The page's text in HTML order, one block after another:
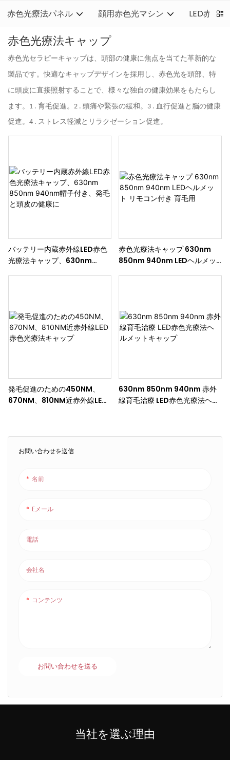
赤色光療法パネル 顔用赤色光マシン LED赤色
赤色光療法キャップ
赤色光セラピーキャップは、頭部の健康に焦点を当てた革新的な
製品です。快適なキャップデザインを採用し、赤色光を頭部、特
に頭皮に直接照射することで、様々な独自の健康効果をもたらし
ます。1 . 育毛促進。2 . 頭痛や緊張の緩和。3 . 血行促進と脳の健康
促進。4 . ストレス軽減とリラクゼーション促進。
お問い合わせを送信
名前
Eメール
電話
会社名
コンテンツ
お問い合わせを送る
バッテリー内蔵赤外線LED赤色
光療法キャップ、630nm
赤色光療法キャップ 630nm
850nm 940nm LEDヘルメッ
発毛促進のための450NM、
670NM、810NM近赤外線LED
630nm 850nm 940nm 赤外
線育毛治療 LED赤色光療法ヘル
当社を選ぶ理由